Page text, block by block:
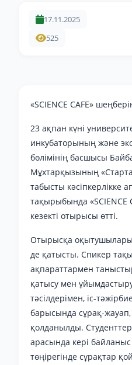
17.11.2025
525
«SCIENCE CAFE»
23 ақпан күні
инкубаторының және
бөлімінің басшысы
Мұхтарқызының
табысты кәсіпкерлікке
тақырыбында «SCIENCE
кезекті отырысы өтті.
Отырысқа
де қатысты. Спикер
ақпараттармен
қатысу мен
тәсілдерімен, іс-
барысында сұрақ-жауап,
қолданылды.
арасында кері
төңірегінде сұрақтар